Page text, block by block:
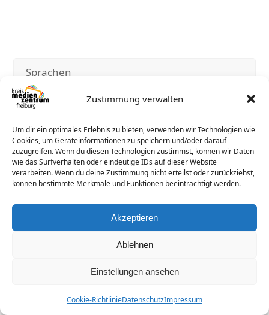
Zustimmung verwalten
Um dir ein optimales Erlebnis zu bieten, verwenden wir Technologien wie
Cookies, um Geräteinformationen zu speichern und/oder darauf
zuzugreifen. Wenn du diesen Technologien zustimmst, können wir Daten
wie das Surfverhalten oder eindeutige IDs auf dieser Website
verarbeiten. Wenn du deine Zustimmung nicht erteilst oder zurückziehst,
können bestimmte Merkmale und Funktionen beeinträchtigt werden.
Akzeptieren
Ablehnen
Einstellungen ansehen
Cookie-RichtlinieDatenschutzImpressum
Sprachen
deutsch
Material
© 2026 -Kreismedienzentrum Freiburg